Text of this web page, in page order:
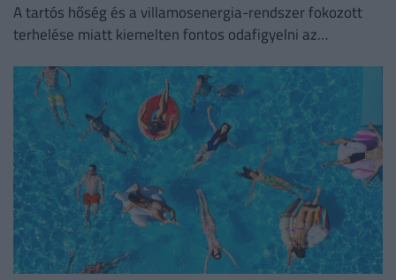
A tartós hőség és a villamosenergia-rendszer fokozott
terhelése miatt kiemelten fontos odafigyelni az